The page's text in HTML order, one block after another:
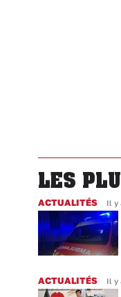
LES
ACTUALITÉS Il y
ACTUALITÉS Il y